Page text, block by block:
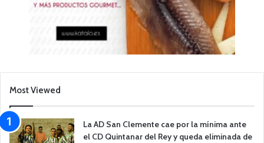
Most Viewed
La AD San Clemente cae por la mínima ante
el CD Quintanar del Rey y queda eliminada de